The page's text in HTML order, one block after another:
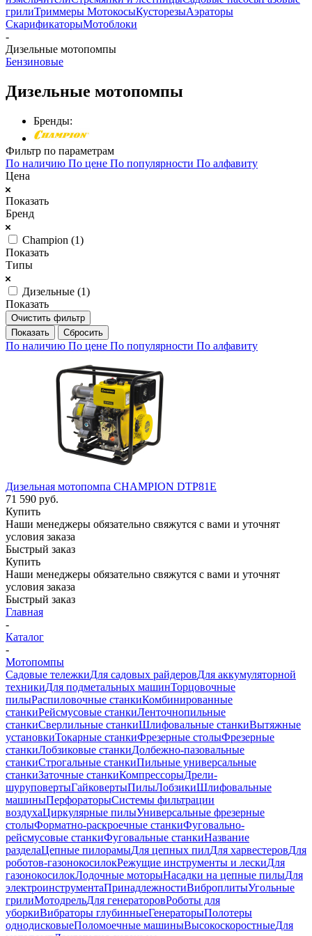
грилиТриммеры МотокосыКусторезыАэраторы
СкарификаторыМотоблоки
-
Дизельные мотопомпы
Бензиновые
Дизельные мотопомпы
Бренды:
Фильтр по параметрам
По наличию По цене По популярности По алфавиту
Цена
Показать
Бренд
Champion (1)
Показать
Типы
Дизельные (1)
Показать
Очистить фильтр
Сбросить
По наличию По цене По популярности По алфавиту
Дизельная мотопомпа CHAMPION DTP81E
71 590 руб.
Купить
Наши менеджеры обязательно свяжутся с вами и уточнят
условия заказа
Быстрый заказ
Купить
Наши менеджеры обязательно свяжутся с вами и уточнят
условия заказа
Быстрый заказ
Главная
-
Каталог
-
Мотопомпы
Садовые тележкиДля садовых райдеровДля аккумуляторной
техникиДля подметальных машинТорцовочные
пилыРаспиловочные станкиКомбинированные
станкиРейсмусовые станкиЛенточнопильные
станкиСверлильные станкиШлифовальные станкиВытяжные
установкиТокарные станкиФрезерные столыФрезерные
станкиЛобзиковые станкиДолбежно-пазовальные
станкиСтрогальные станкиПильные универсальные
станкиЗаточные станкиКомпрессорыДрели-
шуруповертыГайковертыПилыЛобзикиШлифовальные
машиныПерфораторыСистемы фильтрации
воздухаЦиркулярные пилыУниверсальные фрезерные
столыФорматно-раскроечные станкиФуговально-
рейсмусовые станкиФуговальные станкиНазвание
разделаЦепные пилорамыДля цепных пилДля харвестеровДля
роботов-газонокосилокРежущие инструменты и лескиДля
газонокосилокЛодочные моторыНасадки на цепные пилыДля
электроинструментаПринадлежностиВиброплитыУгольные
грилиМотодрельДля генераторовРоботы для
уборкиВибраторы глубинныеГенераторыПолотеры
однодисковыеПоломоечные машиныВысокоскоростныеДля